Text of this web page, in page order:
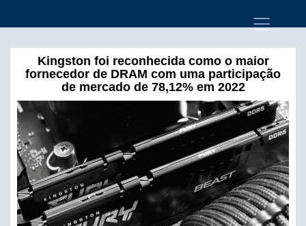
Kingston foi reconhecida como o maior
fornecedor de DRAM com uma participação
de mercado de 78,12% em 2022